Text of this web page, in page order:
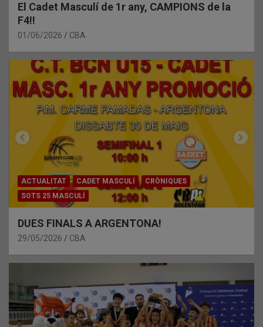
El Cadet Masculí de 1r any, CAMPIONS de la
F4!!
01/06/2026 CBA
ACTUALITAT CADET MASCULÍ
CRÒNIQUES
SOTS 25 MASCULÍ
DUES FINALS A ARGENTONA!
29/05/2026 CBA